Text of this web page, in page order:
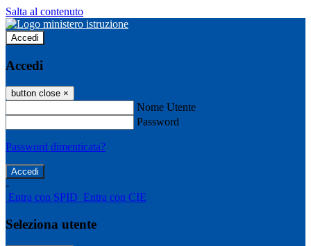
Salta al contenuto
Accedi
Accedi
button close ×
Nome Utente
Password
Password dimenticata?
-
Entra con SPID Entra con CIE
Seleziona utente